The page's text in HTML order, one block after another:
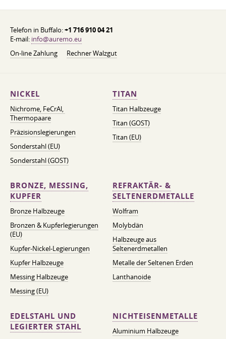
Telefon in Buffalo:+1 716 910 04 21
E-mail: info@auremo.eu
On-line Zahlung
Rechner Walzgut
NICKEL
Nichrome, FeСrAl, ​​
Thermopaare
Präzisionslegierungen
Sonderstahl (EU)
Sonderstahl (GOST)
TITAN
Titan Halbzeuge
Titan (GOST)
Titan (EU)
BRONZE, MESSING,
KUPFER
Bronze Halbzeuge
Bronzen & Kupferlegierungen
(EU)
Kupfer-Nickel-Legierungen
Kupfer Halbzeuge
Messing Halbzeuge
Messing (EU)
REFRAKTÄR- &
SELTENERDMETALLE
Wolfram
Molybdän
Halbzeuge aus
Seltenerdmetallen
Metalle der Seltenen Erden
Lanthanoide
EDELSTAHL UND
LEGIERTER STAHL
NICHTEISENMETALLE
Aluminium Halbzeuge